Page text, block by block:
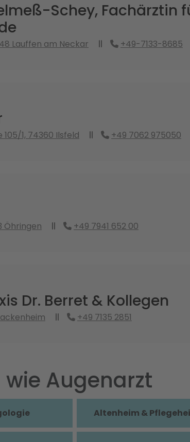
Schey, Fachärztin
Lauffen am Neckar +49-7133-8685
1, 74360 Ilsfeld +49 7062 975050
Öhringen +49 7941 652 00
Dr. Berret & Kollegen
+49 7135 2851
Augenarzt
Altenheim &